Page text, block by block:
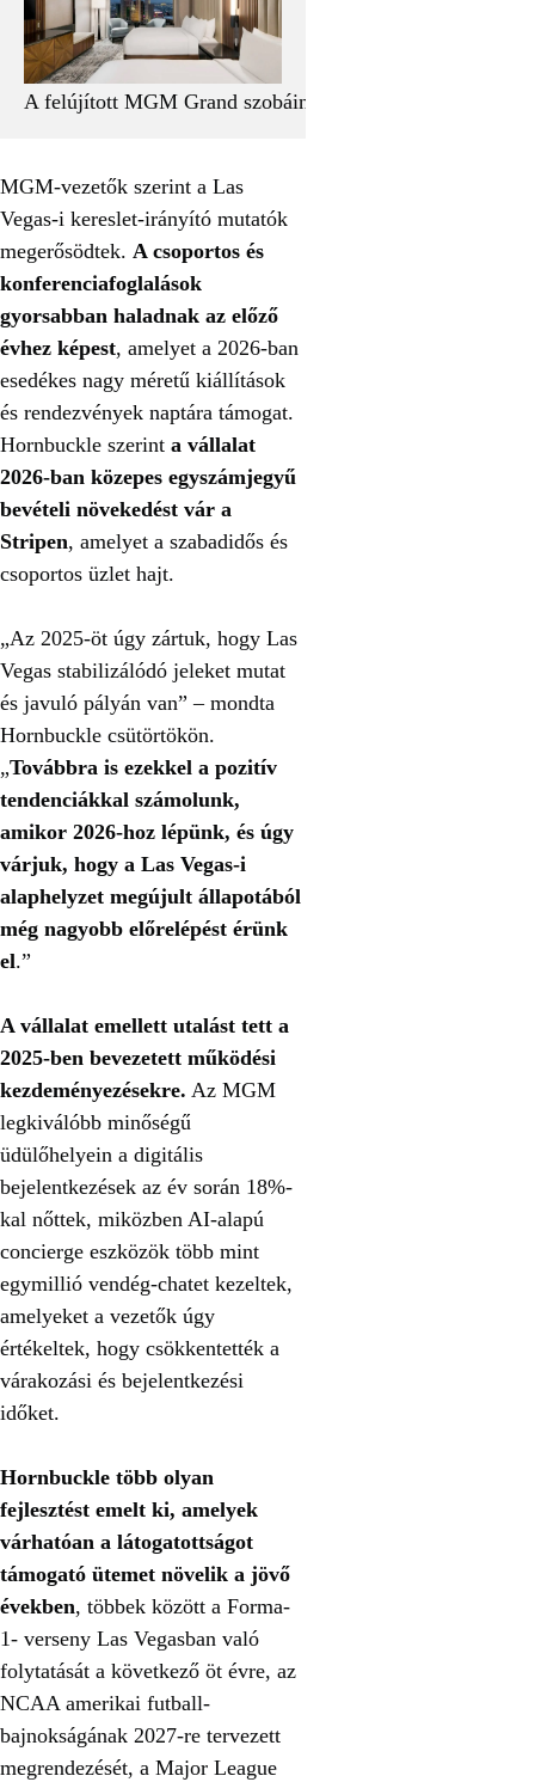
A felújított MGM Grand szobáinak bemutatója
MGM-vezetők szerint a Las
Vegas-i kereslet-irányító mutatók
megerősödtek. A csoportos és
konferenciafoglalások
gyorsabban haladnak az előző
évhez képest, amelyet a 2026-ban
esedékes nagy méretű kiállítások
és rendezvények naptára támogat.
Hornbuckle szerint a vállalat
2026-ban közepes egyszámjegyű
bevételi növekedést vár a
Stripen, amelyet a szabadidős és
csoportos üzlet hajt.
„Az 2025-öt úgy zártuk, hogy Las
Vegas stabilizálódó jeleket mutat
és javuló pályán van” – mondta
Hornbuckle csütörtökön.
„Továbbra is ezekkel a pozitív
tendenciákkal számolunk,
amikor 2026-hoz lépünk, és úgy
várjuk, hogy a Las Vegas-i
alaphelyzet megújult állapotából
még nagyobb előrelépést érünk
el.”
A vállalat emellett utalást tett a
2025-ben bevezetett működési
kezdeményezésekre. Az MGM
legkiválóbb minőségű
üdülőhelyein a digitális
bejelentkezések az év során 18%-
kal nőttek, miközben AI-alapú
concierge eszközök több mint
egymillió vendég-chatet kezeltek,
amelyeket a vezetők úgy
értékeltek, hogy csökkentették a
várakozási és bejelentkezési
időket.
Hornbuckle több olyan
fejlesztést emelt ki, amelyek
várhatóan a látogatottságot
támogató ütemet növelik a jövő
években, többek között a Forma-
1- verseny Las Vegasban való
folytatását a következő öt évre, az
NCAA amerikai futball-
bajnokságának 2027-re tervezett
megrendezését, a Major League